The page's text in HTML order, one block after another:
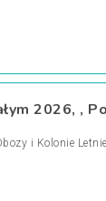
2026, ,
i Kolonie Letnie